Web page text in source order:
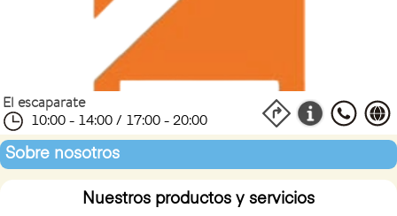
El escaparate
10:00 - 14:00 / 17:00 - 20:00
Sobre nosotros
Nuestros productos y servicios